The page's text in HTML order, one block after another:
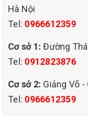
Hà Nội
Tel: 0966612359
Cơ sở 1: Đường
Tel: 0912823876
Cơ sở 2: Giảng Võ
Tel: 0966612359